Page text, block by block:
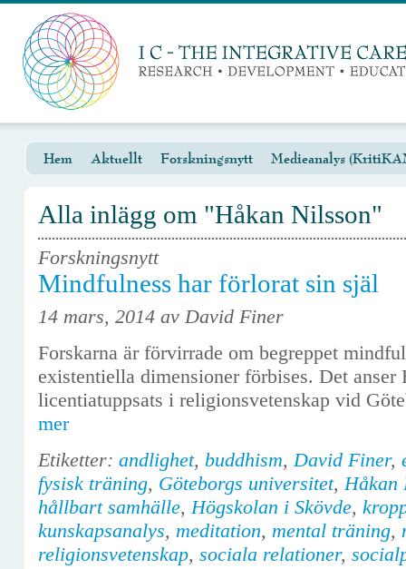
Hem Aktuellt Forskningsnytt Medieanalys
Alla inlägg om "Håkan Nilsson"
Forskningsnytt
Mindfulness har förlorat sin själ
14 mars, 2014 av David Finer
Forskarna är förvirrade om begreppet
existentiella dimensioner förbises. Det
licentiatuppsats i religionsvetenskap vid
mer
Etiketter: andlighet, buddhism,David Finer,
fysisk träning, Göteborgs universitet,Håkan
hållbart samhälle,Högskolan i Skövde,
kunskapsanalys, meditation, mental träning,
religionsvetenskap, sociala relationer,